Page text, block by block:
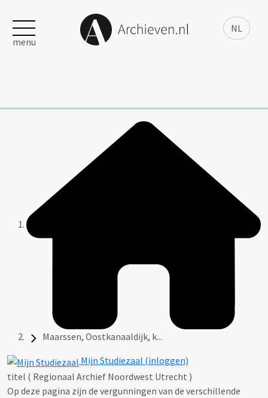
NL
menu
Maarssen, Oostkanaaldijk, k...
Mijn Studiezaal (inloggen)
titel ( Regionaal Archief Noordwest Utrecht )
Op deze pagina zijn de vergunningen van de verschillende